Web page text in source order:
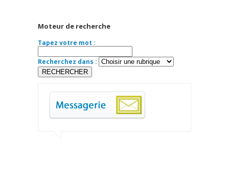
Moteur de recherche
Tapez votre mot :
Recherchez dans :